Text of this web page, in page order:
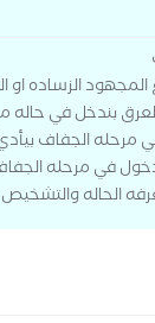
الزساده او
مرحله الجفاف
في مرحله
الحاله